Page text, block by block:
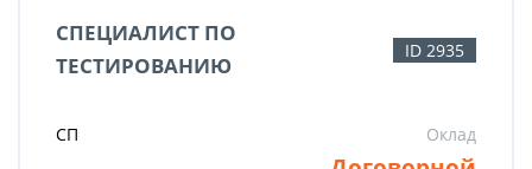
СПЕЦИАЛИСТ ПО
ТЕСТИРОВАНИЮ
ID 2935
СП Оклад